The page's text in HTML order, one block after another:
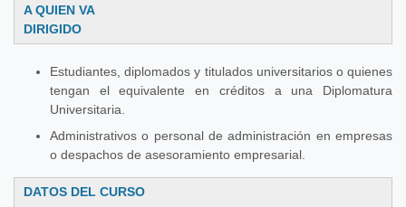
A QUIEN VA
DIRIGIDO
Estudiantes, diplomados y titulados universitarios o quienes
tengan el equivalente en créditos a una Diplomatura
Universitaria.
Administrativos o personal de administración en empresas
o despachos de asesoramiento empresarial.
DATOS DEL CURSO